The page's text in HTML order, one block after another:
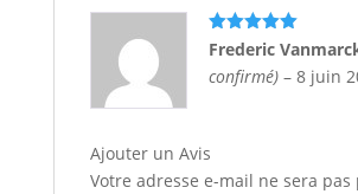
Note5sur
Frederic
confirmé) – 8 juin
Ajouter un Avis
Votre adresse e-mail ne sera pas